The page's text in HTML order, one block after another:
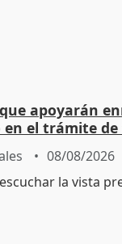
apoyarán
en el trámite
08/08/2026